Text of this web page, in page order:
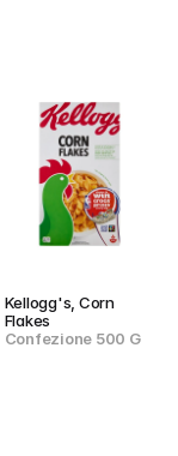
Kellogg's, Corn
Flakes
Confezione 500 G